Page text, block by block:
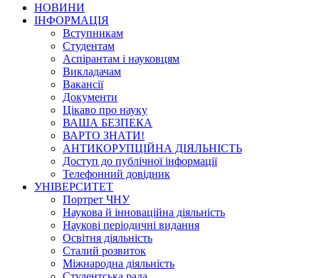
НОВИНИ
ІНФОРМАЦІЯ
Вступникам
Студентам
Аспірантам і науковцям
Викладачам
Вакансії
Документи
Цікаво про науку
ВАША БЕЗПЕКА
ВАРТО ЗНАТИ!
АНТИКОРУПЦІЙНА ДІЯЛЬНІСТЬ
Доступ до публічної інформації
Телефонний довідник
УНІВЕРСИТЕТ
Портрет ЧНУ
Наукова й інноваційна діяльність
Наукові періодичні видання
Освітня діяльність
Сталий розвиток
Міжнародна діяльність